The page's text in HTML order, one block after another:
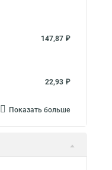
147,87 ₽
22,93 ₽
Показать больше